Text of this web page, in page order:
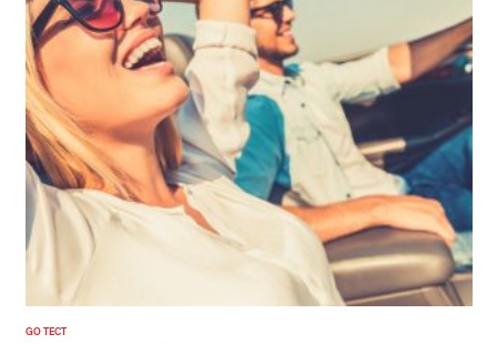
GO ТЕСТ